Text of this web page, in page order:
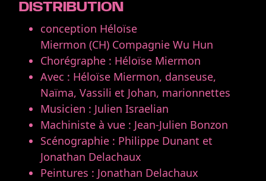
DISTRIBUTION
conception Héloïse
Miermon (CH) Compagnie Wu Hun
Chorégraphe : Héloïse Miermon
Avec : Héloïse Miermon, danseuse,
Naïma, Vassili et Johan, marionnettes
Musicien : Julien Israelian
Machiniste à vue : Jean-Julien Bonzon
Scénographie : Philippe Dunant et
Jonathan Delachaux
Peintures : Jonathan Delachaux